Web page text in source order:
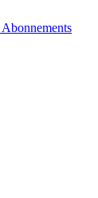
Abonnements